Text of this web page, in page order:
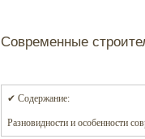
Современные
✔ Содержание:
Разновидности и особенности